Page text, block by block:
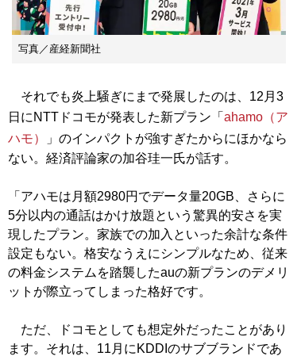
写真／産経新聞社
それでも炎上騒ぎにまで発展したのは、12月3
日にNTTドコモが発表した新プラン「 ahamo（ア
ハモ）
」のインパクトが強すぎたからにほかなら
ない。経済評論家の加谷珪一氏が話す。
「アハモは月額2980円でデータ量20GB、さらに
5分以内の通話はかけ放題という驚異的安さを実
現したプラン。家族での加入といった余計な条件
設定もない。格安なうえにシンプルなため、従来
の料金システムを踏襲したauの新プランのデメリ
ットが際立ってしまった格好です。
ただ、ドコモとしても想定外だったことがあり
ます。それは、11月にKDDIのサブブランドであ